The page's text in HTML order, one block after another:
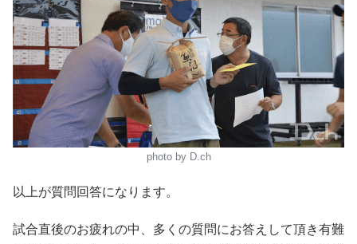
photo by D.ch
以上が質問回答になります。
試合直後のお疲れの中、多くの質問にお答えして頂き有難